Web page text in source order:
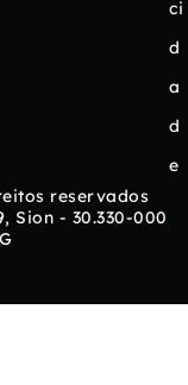
ci
d
a
d
e
reservados
Sion - 30.330-000